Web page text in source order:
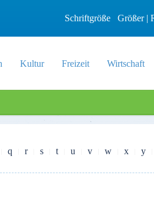
Schriftgröße Größer|
Kultur Freizeit Wirtschaft
q r s t u v w x y